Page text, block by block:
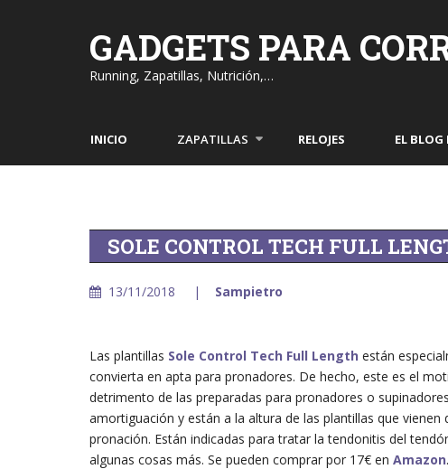
GADGETS PARA
Running, Zapatillas, Nutrición,…
INICIO ZAPATILLAS RELOJES EL BLOG
SOLE CONTROL TECH FULL
13/11/2018 Sampietro
Las plantillas Sole Control Tech Full Length están
convierta en apta para pronadores. De hecho, este es el
detrimento de las preparadas para pronadores o
amortiguación y están a la altura de las plantillas que
pronación. Están indicadas para tratar la tendonitis del
algunas cosas más. Se pueden comprar por 17€ en Amazon.